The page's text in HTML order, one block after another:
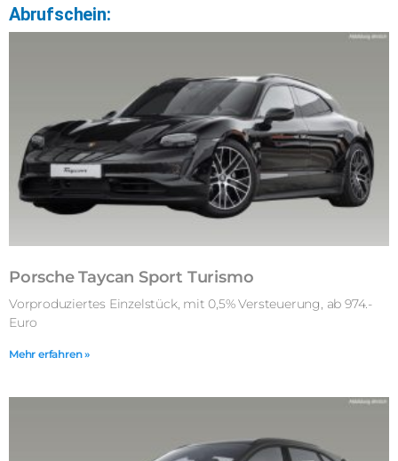
Abrufschein:
Porsche Taycan Sport Turismo
Vorproduziertes Einzelstück, mit 0,5% Versteuerung, ab 974.-
Euro
Mehr erfahren »